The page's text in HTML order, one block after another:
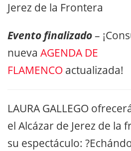
Jerez de la Frontera
Evento finalizado–
nueva AGENDA DE
FLAMENCO actualizada!
LAURA GALLEGO
el Alcázar de Jerez de la
su espectáculo: